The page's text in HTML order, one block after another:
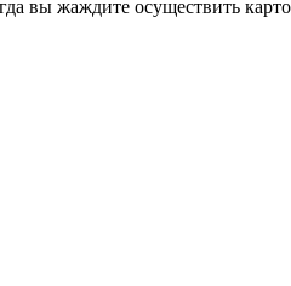
жаждите осуществить